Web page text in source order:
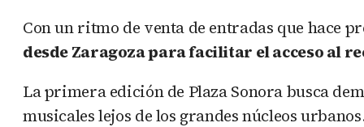
Con un ritmo de venta de entradas que hace
desde Zaragoza para facilitar el acceso al
La primera edición de Plaza Sonora busca
musicales lejos de los grandes núcleos